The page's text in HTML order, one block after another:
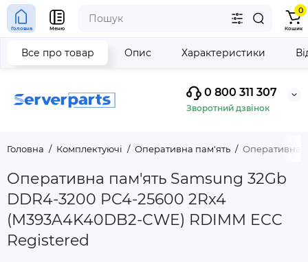
0 800 311 307
Зворотний дзвінок
Головна Меню
0
Кошик
Головна Комплектуючі Оперативна пам'ять Оперативна
Оперативна пам'ять Samsung 32Gb
DDR4-3200 PC4-25600 2Rx4
(M393A4K40DB2-CWE) RDIMM ECC
Registered
Все про товар Опис Характеристики